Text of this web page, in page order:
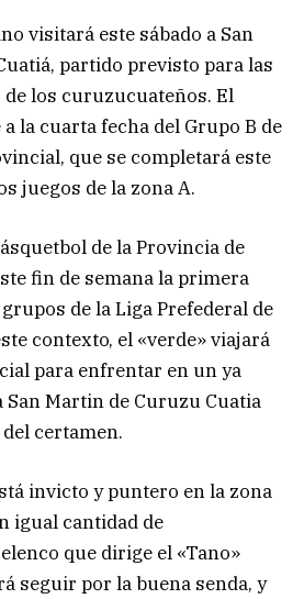
visitará este sábado a San
partido previsto para las
los curuzucuateños. El
la cuarta fecha del Grupo B de
que se completará este
juegos de la zona A.
de la Provincia de
fin de semana la primera
de la Liga Prefederal de
contexto, el «verde» viajará
para enfrentar en un ya
Martin de Curuzu Cuatia
certamen.
invicto y puntero en la zona
igual cantidad de
que dirige el «Tano»
seguir por la buena senda, y